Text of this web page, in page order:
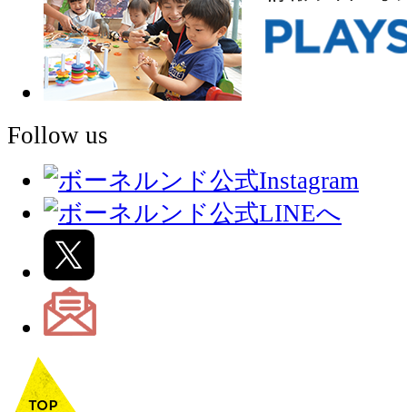
Follow us